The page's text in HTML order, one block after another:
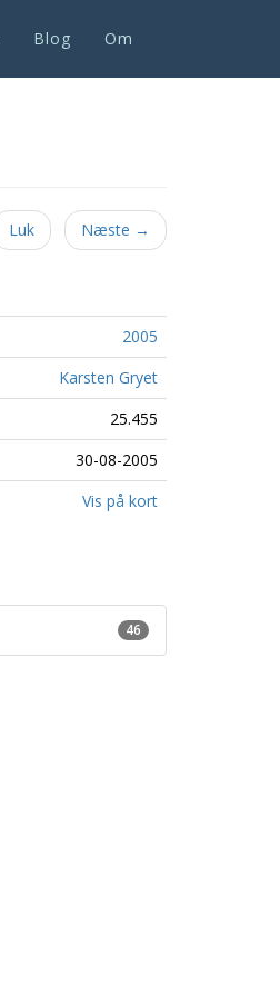
Blog Om
Luk Næste →
2005
Karsten Gryet
25.455
30-08-2005
Vis på kort
46